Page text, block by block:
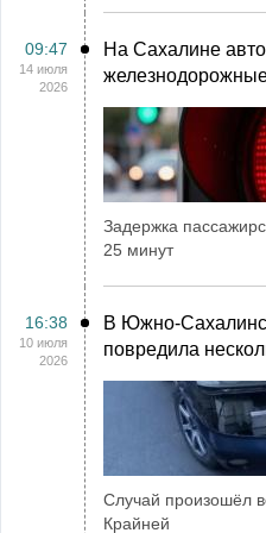
09:47
14 июля
2026
На Сахалине
Задержка
25 минут
16:38
10 июля
2026
В Южно-
повредила
Случай произошёл
Крайней